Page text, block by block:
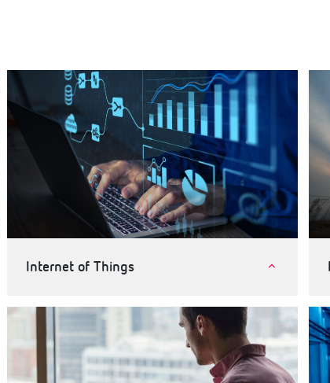
Internet of Things
Internet of Things (IoT)